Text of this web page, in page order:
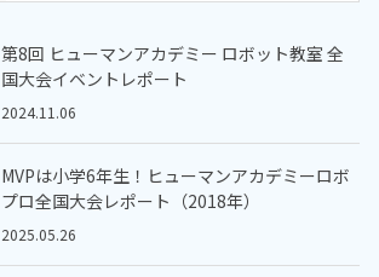
第8回 ヒューマンアカデミー ロボット教室 全
国大会イベントレポート
2024.11.06
MVPは小学6年生！ヒューマンアカデミーロボ
プロ全国大会レポート（2018年）
2025.05.26